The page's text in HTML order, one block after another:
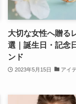
大切な女性へ贈る
選｜誕生日・記念
ンド
2023年5月15日 アイ